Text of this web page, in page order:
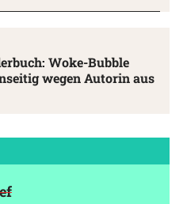
Woke-Bubble
wegen Autorin aus